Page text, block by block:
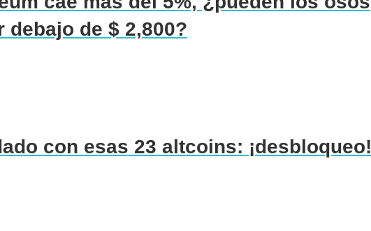
debajo de $ 2,800?
con esas 23 altcoins: ¡desbloqueo!